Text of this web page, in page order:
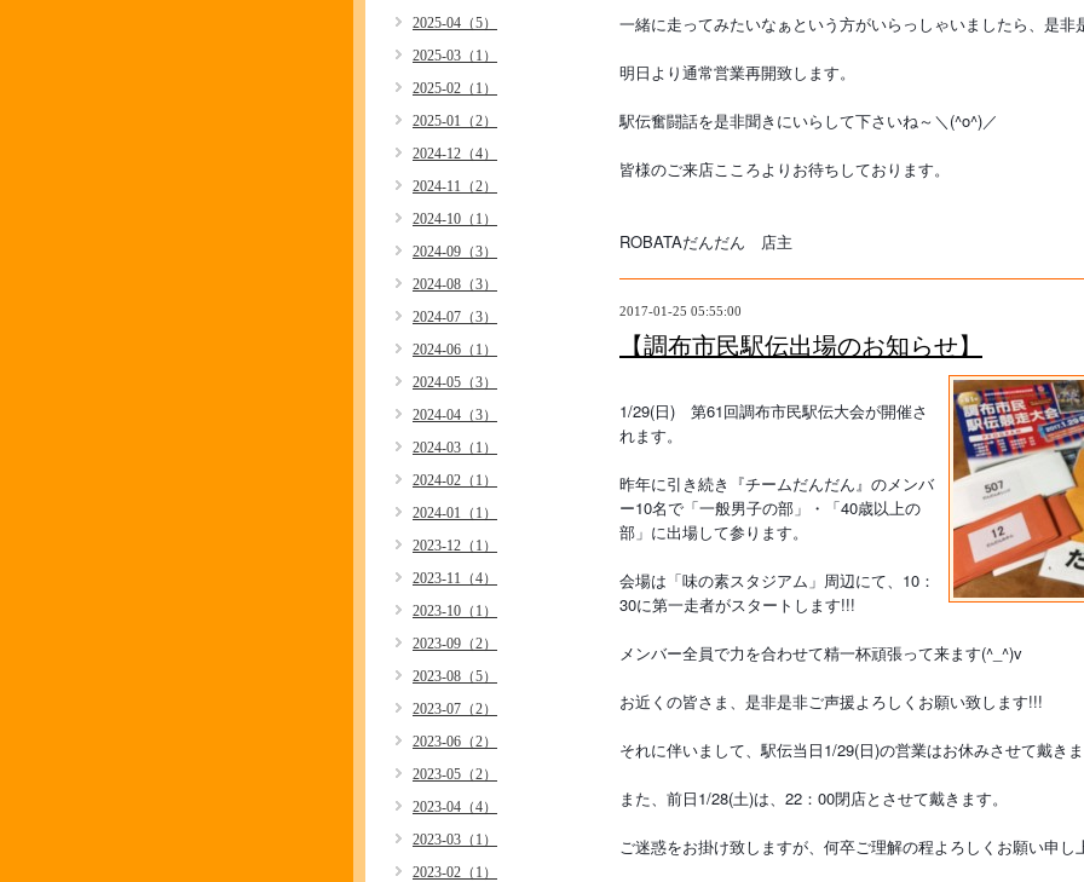
一緒に走ってみたいなぁという方がいらっしゃいましたら、是非
明日より通常営業再開致します。
駅伝奮闘話を是非聞きにいらして下さいね～＼(^o^)／
皆様のご来店こころよりお待ちしております。
ROBATAだんだん　店主
2017-01-25 05:55:00
【調布市民駅伝出場のお知らせ】
1/29(日)　第61回調布市民駅伝大会が開催さ
れます。
昨年に引き続き『チームだんだん』のメンバ
ー10名で「一般男子の部」・「40歳以上の
部」に出場して参ります。
会場は「味の素スタジアム」周辺にて、10：
30に第一走者がスタートします!!!
メンバー全員で力を合わせて精一杯頑張って来ます(^_^)v
お近くの皆さま、是非是非ご声援よろしくお願い致します!!!
それに伴いまして、駅伝当日1/29(日)の営業はお休みさせて戴き
また、前日1/28(土)は、22：00閉店とさせて戴きます。
ご迷惑をお掛け致しますが、何卒ご理解の程よろしくお願い申し
2025-04（5）
2025-03（1）
2025-02（1）
2025-01（2）
2024-12（4）
2024-11（2）
2024-10（1）
2024-09（3）
2024-08（3）
2024-07（3）
2024-06（1）
2024-05（3）
2024-04（3）
2024-03（1）
2024-02（1）
2024-01（1）
2023-12（1）
2023-11（4）
2023-10（1）
2023-09（2）
2023-08（5）
2023-07（2）
2023-06（2）
2023-05（2）
2023-04（4）
2023-03（1）
2023-02（1）